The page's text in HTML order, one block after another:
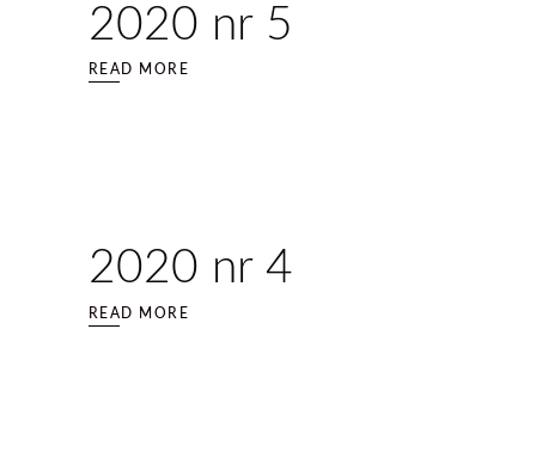
2020 nr 5
READ MORE
2020 nr 4
READ MORE